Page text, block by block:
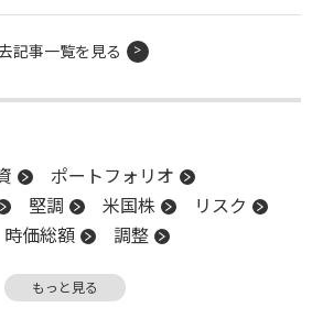
記事一覧を見る
ポートフォリオ
堅調 米国株
リスク
時価総額
調整
もっと見る